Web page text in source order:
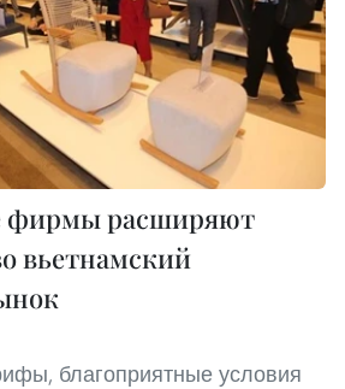
фирмы расширяют
вьетнамский
благоприятные условия